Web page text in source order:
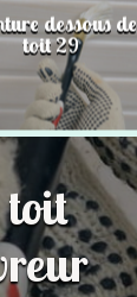
dessous de
toit 29
toit